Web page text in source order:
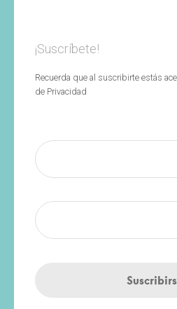
¡Suscríbete!
Recuerda que al suscribirte estás
de Privacidad